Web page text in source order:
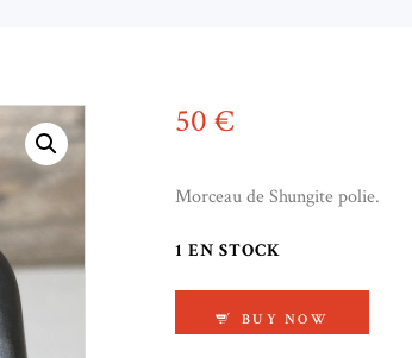
50 €
Morceau de Shungite polie.
1 EN STOCK
BUY NOW